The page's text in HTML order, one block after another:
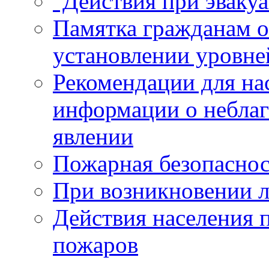
Памятка гражданам
установлении
Рекомендации для
информации о
явлении
Пожарная
При возникновении
Действия населения
пожаров